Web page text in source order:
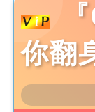
你翻